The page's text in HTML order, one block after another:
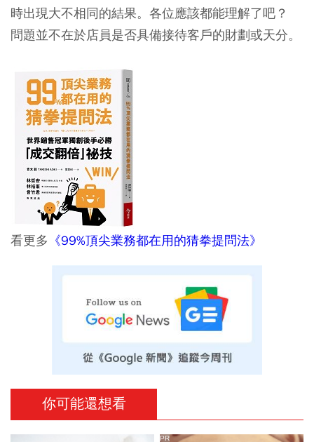
時出現大不相同的結果。各位應該都能理解了吧？
問題並不在於店員是否具備接待客戶的財劃或天分。
看更多 《99%頂尖業務都在用的猜拳提問法》
你可能還想看
PR